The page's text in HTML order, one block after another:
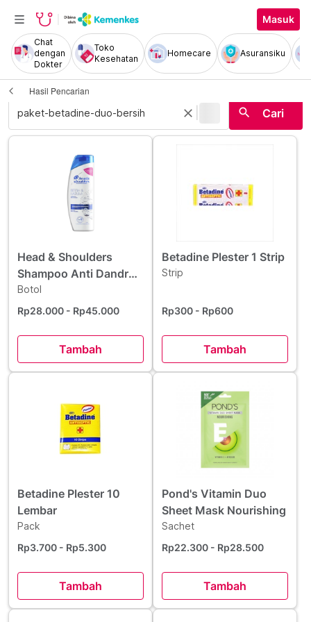
Masuk
Chat
dengan
Dokter
Toko
Kesehatan
Homecare Asuransiku
Hasil Pencarian
close search Cari
Head & Shoulders
Shampoo Anti Dandruff
Bersih dan Harum 160
ml
Botol
Rp28.000 - Rp45.000
Tambah
Betadine Plester 1 Strip
Strip
Rp300 - Rp600
Tambah
Betadine Plester 10
Lembar
Pack
Rp3.700 - Rp5.300
Tambah
Pond's Vitamin Duo
Sheet Mask Nourishing
Sachet
Rp22.300 - Rp28.500
Tambah